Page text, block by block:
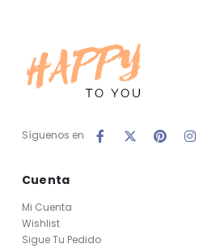
Síguenos en
Cuenta
Mi Cuenta
Wishlist
Sigue Tu Pedido